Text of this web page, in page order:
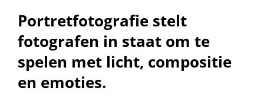
Portretfotografie stelt
fotografen in staat om te
spelen met licht, compositie
en emoties.